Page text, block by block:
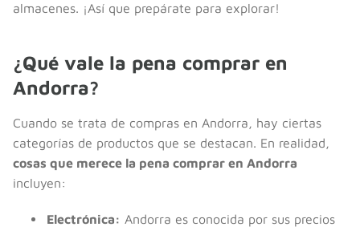
almacenes. ¡Así que prepárate para explorar!
¿Qué vale la pena comprar en
Andorra?
Cuando se trata de compras en Andorra, hay ciertas
categorías de productos que se destacan. En realidad,
cosas que merece la pena comprar en Andorra
incluyen:
Electrónica: Andorra es conocida por sus precios